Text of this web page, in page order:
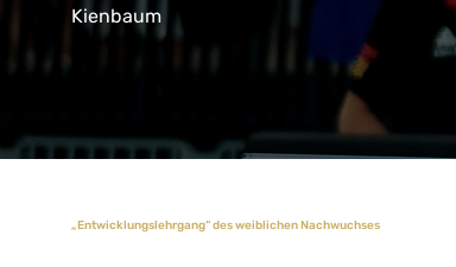
Kienbaum
„Entwicklungslehrgang“ des weiblichen Nachwuchses